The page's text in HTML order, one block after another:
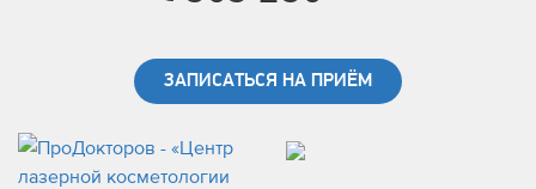
ЗАПИСАТЬСЯ НА ПРИЁМ